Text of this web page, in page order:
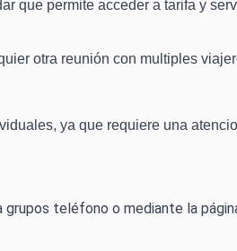
que permite acceder a tarifa y
otra reunión con multiples
ya que requiere una
teléfono o mediante la